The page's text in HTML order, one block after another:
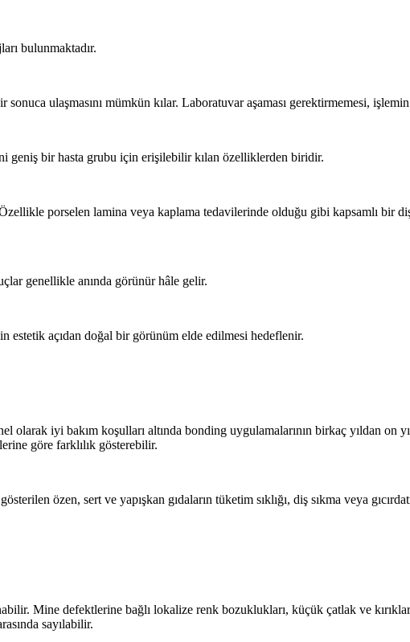
bulunmaktadır.
ulaşmasını mümkün kılar. Laboratuvar aşaması gerektirmemesi,
geniş bir hasta grubu için erişilebilir kılan özelliklerden biridir.
porselen lamina veya kaplama tedavilerinde olduğu gibi kapsamlı bir
genellikle anında görünür hâle gelir.
açıdan doğal bir görünüm elde edilmesi hedeflenir.
iyi bakım koşulları altında bonding uygulamalarının birkaç yıldan on
göre farklılık gösterebilir.
özen, sert ve yapışkan gıdaların tüketim sıklığı, diş sıkma veya
Mine defektlerine bağlı lokalize renk bozuklukları, küçük çatlak ve
sayılabilir.